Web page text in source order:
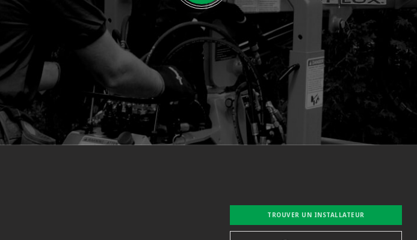
TROUVER UN INSTALLATEUR